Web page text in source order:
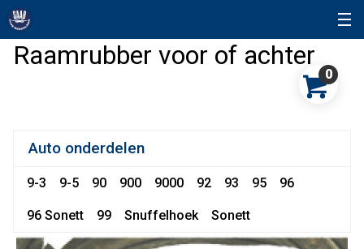
Raamrubber voor of achter
0
Auto onderdelen
9-3 9-5 90 900 9000 92 93 95 96
96 Sonett 99 Snuffelhoek Sonett